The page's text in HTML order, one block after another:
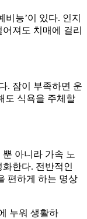
능’이 있다. 인지
져도 치매에 걸리
. 잠이 부족하면 운
도 식욕을 주체할
아니라 가속 노
한다. 전반적인
편하게 하는 명상
누워 생활하